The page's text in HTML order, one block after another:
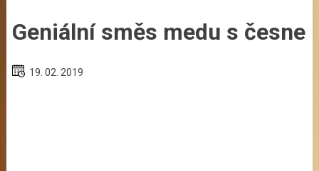
Geniální směs medu s
19. 02. 2019